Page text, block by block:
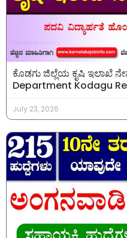
ಕೊಡಗು ಜಿಲ್ಲೆಯ ಕೃಷಿ ಇಲಾಖೆ
Department Kodagu
July 23, 2026